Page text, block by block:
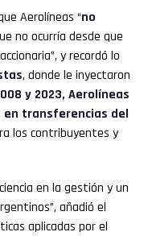
Aerolíneas “no
no ocurría desde que
y recordó lo
, donde le inyectaron
y 2023, Aerolíneas
en transferencias del
los contribuyentes y
en la gestión y un
añadió el
aplicadas por el